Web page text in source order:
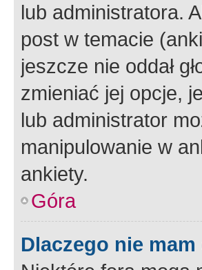
lub administratora.
post w temacie
jeszcze nie oddał
zmieniać jej opcje,
lub administrator
manipulowanie w
ankiety.
Góra
Dlaczego nie